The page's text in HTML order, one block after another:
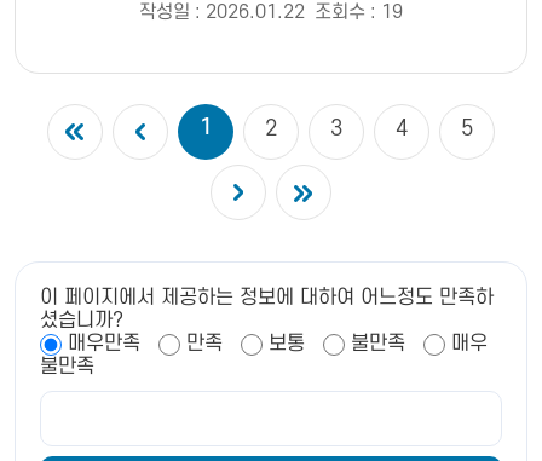
작성일 : 2026.01.22 조회수 : 19
1 2 3 4 5
이 페이지에서 제공하는 정보에 대하여 어느정도 만족하
셨습니까?
매우만족
만족 보통 불만족
매우
불만족